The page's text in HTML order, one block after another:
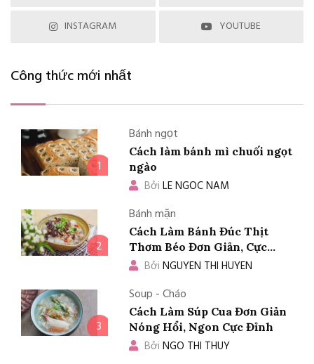
INSTAGRAM YOUTUBE
Công thức mới nhất
1
Bánh ngọt
Cách làm bánh mì chuối ngọt
ngào
Bởi LE NGOC NAM
2
Bánh mặn
Cách Làm Bánh Đúc Thịt
Thơm Béo Đơn Giản, Cực
Ngon
Bởi NGUYEN THI HUYEN
3
Soup - Cháo
Cách Làm Súp Cua Đơn Giản
Nóng Hổi, Ngon Cực Đỉnh
Bởi NGO THI THUY